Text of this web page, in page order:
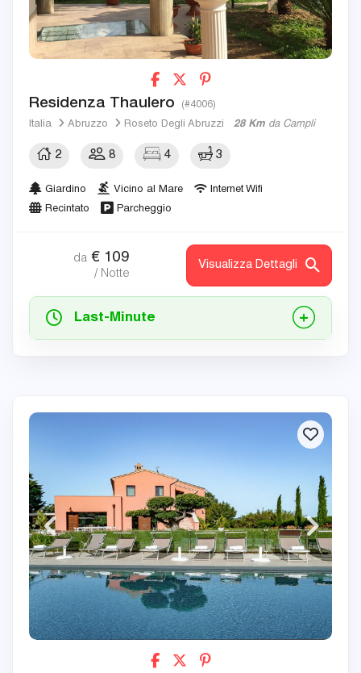
Residenza Thaulero (#4006)
Italia Abruzzo Roseto Degli Abruzzi 28 Km da Campli
2 8 4 3
Giardino Vicino al Mare
Internet Wifi
Recintato
Parcheggio
da € 109
/ Notte
Visualizza Dettagli
Last-Minute